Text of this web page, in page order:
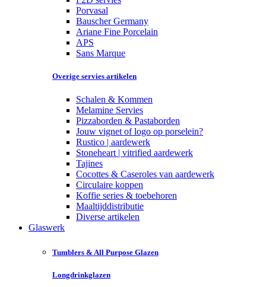
Porvasal
Bauscher Germany
Ariane Fine Porcelain
APS
Sans Marque
Overige servies artikelen
Schalen & Kommen
Melamine Servies
Pizzaborden & Pastaborden
Jouw vignet of logo op porselein?
Rustico | aardewerk
Stoneheart | vitrified aardewerk
Tajines
Cocottes & Caseroles van aardewerk
Circulaire koppen
Koffie series & toebehoren
Maaltijddistributie
Diverse artikelen
Glaswerk
Tumblers & All Purpose Glazen
Longdrinkglazen